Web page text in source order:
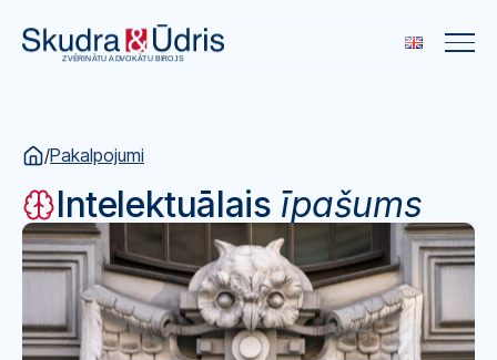
/Pakalpojumi
Intelektuālais īpašums